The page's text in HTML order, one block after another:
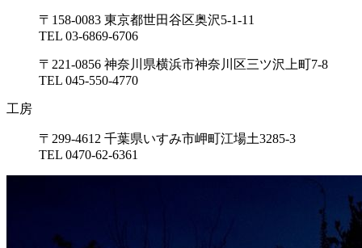
〒158-0083 東京都世田谷区奥沢5-1-11
TEL 03-6869-6706
〒221-0856 神奈川県横浜市神奈川区三ツ沢上町7-8
TEL 045-550-4770
工房
〒299-4612 千葉県いすみ市岬町江場土3285-3
TEL 0470-62-6361